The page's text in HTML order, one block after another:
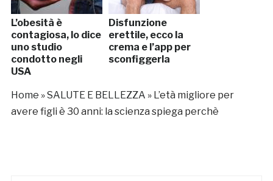
L’obesità è
contagiosa, lo dice
uno studio
condotto negli
USA
Disfunzione
erettile, ecco la
crema e l’app per
sconfiggerla
Home »SALUTE E BELLEZZA » L’età migliore per
avere figli è 30 anni: la scienza spiega perchè